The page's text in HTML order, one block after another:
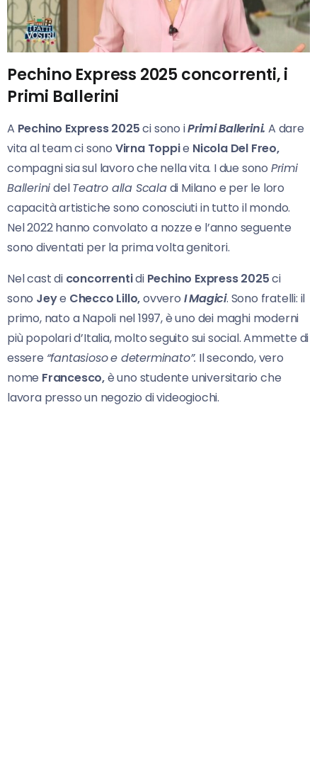
Pechino Express 2025 concorrenti, i
Primi Ballerini
A Pechino Express 2025ci sono iPrimi Ballerini. A dare
vita al team ci sono Virna Toppie Nicola Del Freo,
compagni sia sul lavoro che nella vita. I due sono Primi
BallerinidelTeatro alla Scaladi Milano e per le loro
capacità artistiche sono conosciuti in tutto il mondo.
Nel 2022 hanno convolato a nozze e l’anno seguente
sono diventati per la prima volta genitori.
Nel cast di concorrentidi Pechino Express2025ci
sono Jeye Checco Lillo,ovvero I Magici. Sono fratelli: il
primo, nato a Napoli nel 1997, è uno dei maghi moderni
più popolari d’Italia, molto seguito sui social. Ammette di
essere “fantasiosoe determinato”. Il secondo, vero
nome Francesco,è uno studente universitario che
lavora presso un negozio di videogiochi.